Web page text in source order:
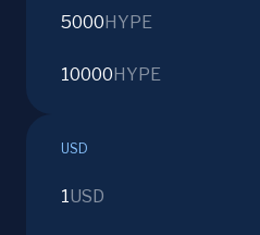
5000 HYPE
10000 HYPE
USD
1USD